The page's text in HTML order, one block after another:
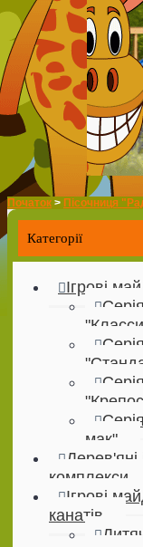
Початок > Пісочниця
Категорії
Ігрові
Серія
Серія
Серія
мак"
Дерев'яні
комплекси
Ігрові
канатів